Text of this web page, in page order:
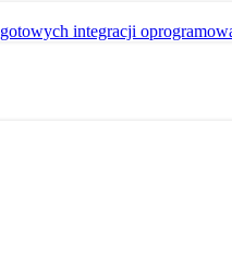
integracji